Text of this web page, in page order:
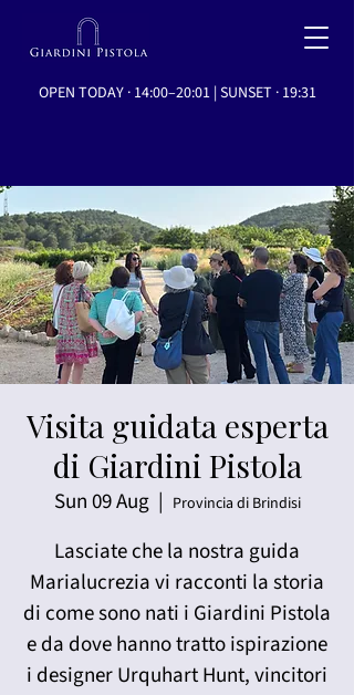
OPEN TODAY · 14:00–20:01 | SUNSET · 19:31
Visita guidata esperta
di Giardini Pistola
Sun 09 Aug
  |
Provincia di Brindisi
Lasciate che la nostra guida
Marialucrezia vi racconti la storia
di come sono nati i Giardini Pistola
e da dove hanno tratto ispirazione
i designer Urquhart Hunt, vincitori